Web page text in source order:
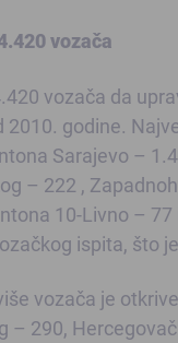
vozača
vozača da
godine.
Sarajevo –
– 222 ,
10-Livno –
ispita, što
vozača je
– 290,